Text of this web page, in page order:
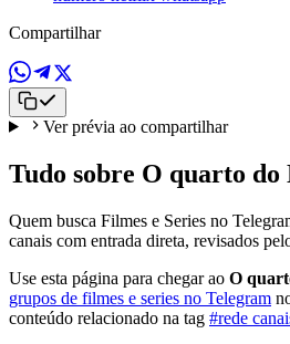
Compartilhar
Ver prévia ao compartilhar
Tudo sobre O quarto do
Quem busca Filmes e Series no
canais com entrada direta, revisados
Use esta página para chegar ao O
grupos de filmes e series no Telegram
conteúdo relacionado na tag #rede